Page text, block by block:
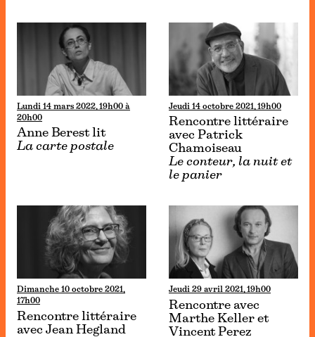
Lundi 14 mars 2022, 19h00 à
20h00
Anne Berest lit
La carte postale
Jeudi 14 octobre 2021, 19h00
Rencontre littéraire
avec Patrick
Chamoiseau
Le conteur, la nuit et
le panier
Dimanche 10 octobre 2021,
17h00
Rencontre littéraire
avec Jean Hegland
Jeudi 29 avril 2021, 19h00
Rencontre avec
Marthe Keller et
Vincent Perez